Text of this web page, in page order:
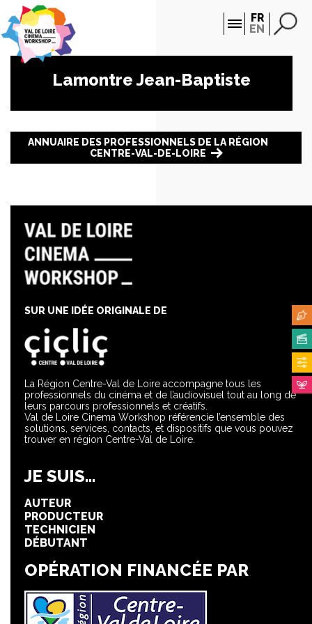
FR
EN
Lamontre Jean-Baptiste
ANNUAIRE DES PROFESSIONNELS DE LA RÉGION
CENTRE-VAL-DE-LOIRE
La Région Centre-Val de Loire accompagne tous les
professionnels du cinéma et de l’audiovisuel tout au long de
leurs parcours professionnels et créatifs.
Val de Loire Cinema Workshop référencie l’ensemble des
solutions, services, contacts, et dispositifs que vous pouvez
trouver en région Centre-Val de Loire.
SUR UNE IDÉE ORIGINALE DE
JE SUIS...
AUTEUR
PRODUCTEUR
TECHNICIEN
DÉBUTANT
OPÉRATION FINANCÉE PAR
Panneau de gestion des cookies